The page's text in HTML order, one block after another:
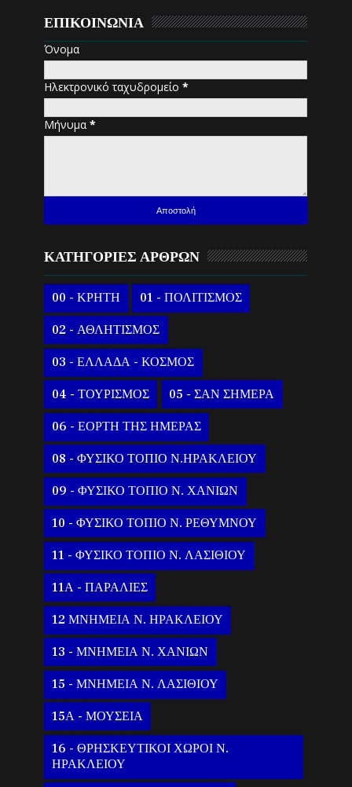
ΕΠΙΚΟΙΝΩΝΙΑ
Όνομα
Ηλεκτρονικό ταχυδρομείο*
Μήνυμα*
ΚΑΤΗΓΟΡΙΕΣ ΑΡΘΡΩΝ
00 - ΚΡΗΤΗ 01 - ΠΟΛΙΤΙΣΜΟΣ
02 - ΑΘΛΗΤΙΣΜΟΣ
03 - ΕΛΛΑΔΑ - ΚΟΣΜΟΣ
04 - ΤΟΥΡΙΣΜΟΣ 05 - ΣΑΝ ΣΗΜΕΡΑ
06 - ΕΟΡΤΗ ΤΗΣ ΗΜΕΡΑΣ
08 - ΦΥΣΙΚΟ ΤΟΠΙΟ Ν.ΗΡΑΚΛΕΙΟΥ
09 - ΦΥΣΙΚΟ ΤΟΠΙΟ Ν. ΧΑΝΙΩΝ
10 - ΦΥΣΙΚΟ ΤΟΠΙΟ Ν. ΡΕΘΥΜΝΟΥ
11 - ΦΥΣΙΚΟ ΤΟΠΙΟ Ν. ΛΑΣΙΘΙΟΥ
11Α - ΠΑΡΑΛΙΕΣ
12 ΜΝΗΜΕΙΑ Ν. ΗΡΑΚΛΕΙΟΥ
13 - ΜΝΗΜΕΙΑ Ν. ΧΑΝΙΩΝ
15 - ΜΝΗΜΕΙΑ Ν. ΛΑΣΙΘΙΟΥ
15Α - ΜΟΥΣΕΙΑ
16 - ΘΡΗΣΚΕΥΤΙΚΟΙ ΧΩΡΟΙ Ν.
ΗΡΑΚΛΕΙΟΥ